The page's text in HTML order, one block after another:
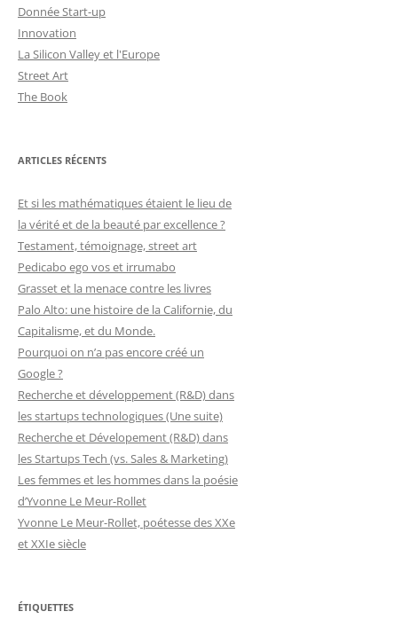
Donnée Start-up
Innovation
La Silicon Valley et l'Europe
Street Art
The Book
ARTICLES RÉCENTS
Et si les mathématiques étaient le lieu de
la vérité et de la beauté par excellence ?
Testament, témoignage, street art
Pedicabo ego vos et irrumabo
Grasset et la menace contre les livres
Palo Alto: une histoire de la Californie, du
Capitalisme, et du Monde.
Pourquoi on n’a pas encore créé un
Google ?
Recherche et développement (R&D) dans
les startups technologiques (Une suite)
Recherche et Dévelopement (R&D) dans
les Startups Tech (vs. Sales & Marketing)
Les femmes et les hommes dans la poésie
d’Yvonne Le Meur-Rollet
Yvonne Le Meur-Rollet, poétesse des XXe
et XXIe siècle
ÉTIQUETTES